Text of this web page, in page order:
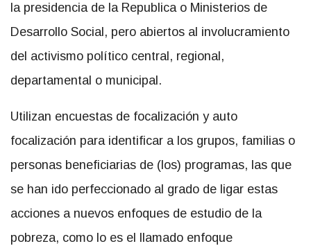
la presidencia de la Republica o Ministerios de
Desarrollo Social, pero abiertos al involucramiento
del activismo político central, regional,
departamental o municipal.
Utilizan encuestas de focalización y auto
focalización para identificar a los grupos, familias o
personas beneficiarias de (los) programas, las que
se han ido perfeccionado al grado de ligar estas
acciones a nuevos enfoques de estudio de la
pobreza, como lo es el llamado enfoque